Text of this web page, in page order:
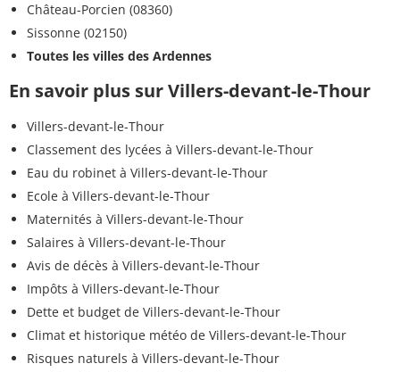
Château-Porcien (08360)
Sissonne (02150)
Toutes les villes des Ardennes
En savoir plus sur Villers-devant-le-Thour
Villers-devant-le-Thour
Classement des lycées à Villers-devant-le-Thour
Eau du robinet à Villers-devant-le-Thour
Ecole à Villers-devant-le-Thour
Maternités à Villers-devant-le-Thour
Salaires à Villers-devant-le-Thour
Avis de décès à Villers-devant-le-Thour
Impôts à Villers-devant-le-Thour
Dette et budget de Villers-devant-le-Thour
Climat et historique météo de Villers-devant-le-Thour
Risques naturels à Villers-devant-le-Thour